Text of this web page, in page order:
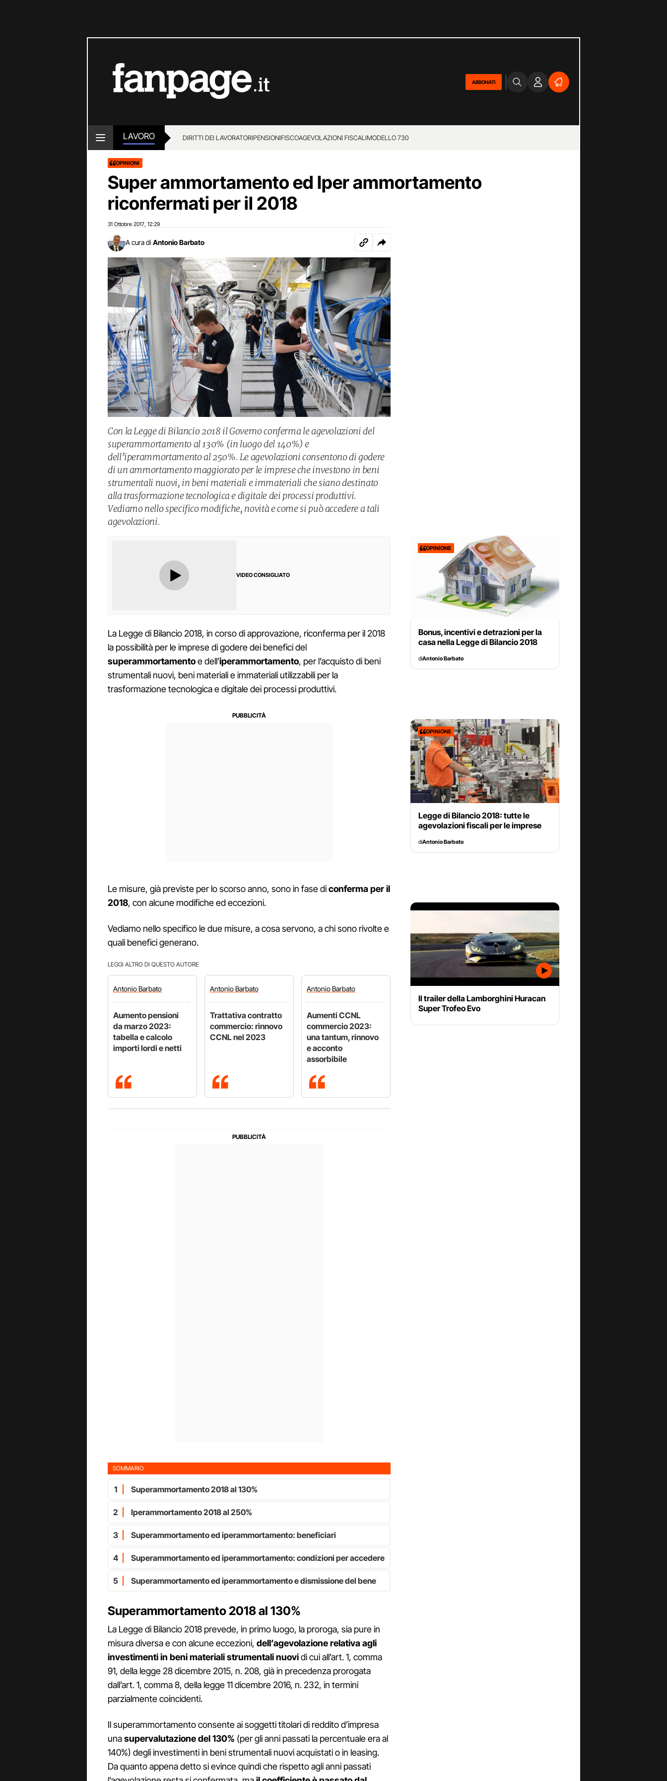
ABBONATI
LAVORO DIRITTI DEI LAVORATORIPENSIONIFISCOAGEVOLAZIONI FISCALIMODELLO 730
OPINIONI
Super ammortamento ed Iper ammortamento
riconfermati per il 2018
31 Ottobre 2017 12:29
A cura di Antonio Barbato
Con la Legge di Bilancio 2018 il Governo conferma le agevolazioni del
superammortamento al 130% (in luogo del 140%) e
dell’iperammortamento al 250%. Le agevolazioni consentono di godere
di un ammortamento maggiorato per le imprese che investono in beni
strumentali nuovi, in beni materiali e immateriali che siano destinato
alla trasformazione tecnologica e digitale dei processi produttivi.
Vediamo nello specifico modifiche, novità e come si può accedere a tali
agevolazioni.
VIDEO CONSIGLIATO
La Legge di Bilancio 2018, in corso di approvazione, riconferma per il 2018
la possibilità per le imprese di godere dei benefici del
superammortamentoe dell’iperammortamento, per l’acquisto di beni
strumentali nuovi, beni materiali e immateriali utilizzabili per la
trasformazione tecnologica e digitale dei processi produttivi.
Le misure, già previste per lo scorso anno, sono in fase diconferma per il
2018, con alcune modifiche ed eccezioni.
Vediamo nello specifico le due misure, a cosa servono, a chi sono rivolte e
quali benefici generano.
LEGGI ALTRO DI QUESTO AUTORE
AntonioBarbato
Aumento pensioni
da marzo 2023:
tabella e calcolo
importi lordi e netti
AntonioBarbato
Trattativa contratto
commercio: rinnovo
CCNL nel 2023
AntonioBarbato
Aumenti CCNL
commercio 2023:
una tantum, rinnovo
e acconto
assorbibile
SOMMARIO
1 Superammortamento 2018 al 130%
2 Iperammortamento 2018 al 250%
3 Superammortamento ed iperammortamento: beneficiari
4 Superammortamento ed iperammortamento: condizioni per accedere
5 Superammortamento ed iperammortamento e dismissione del bene
Superammortamento 2018 al 130%
La Legge di Bilancio 2018 prevede, in primo luogo, la proroga, sia pure in
misura diversa e con alcune eccezioni, dell’agevolazione relativa agli
investimenti in beni materiali strumentali nuovidi cui all’art. 1, comma
91, della legge 28 dicembre 2015, n. 208, già in precedenza prorogata
dall’art. 1, comma 8, della legge 11 dicembre 2016, n. 232, in termini
parzialmente coincidenti.
Il superammortamento consente ai soggetti titolari di reddito d’impresa
unasupervalutazione del 130% (per gli anni passati la percentuale era al
140%) degli investimenti in beni strumentali nuovi acquistati o in leasing.
Da quanto appena detto si evince quindi che rispetto agli anni passati
OPINIONE
Bonus, incentivi e detrazioni per la
casa nella Legge di Bilancio 2018
diAntonio Barbato
OPINIONE
Legge di Bilancio 2018: tutte le
agevolazioni fiscali per le imprese
diAntonio Barbato
Il trailer della Lamborghini Huracan
Super Trofeo Evo